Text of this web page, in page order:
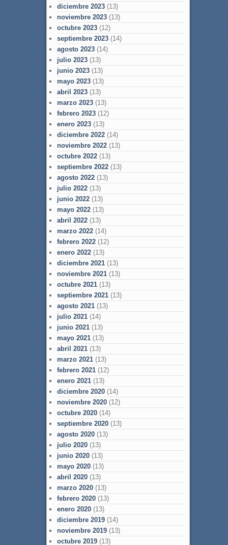
diciembre 2023(13)
noviembre 2023(13)
octubre 2023(12)
septiembre 2023(14)
agosto 2023(14)
julio 2023(13)
junio 2023(13)
mayo 2023(13)
abril 2023(13)
marzo 2023(13)
febrero 2023(12)
enero 2023(13)
diciembre 2022(14)
noviembre 2022(13)
octubre 2022(13)
septiembre 2022(13)
agosto 2022(13)
julio 2022(13)
junio 2022(13)
mayo 2022(13)
abril 2022(13)
marzo 2022(14)
febrero 2022(12)
enero 2022(13)
diciembre 2021(13)
noviembre 2021(13)
octubre 2021(13)
septiembre 2021(13)
agosto 2021(13)
julio 2021(14)
junio 2021(13)
mayo 2021(13)
abril 2021(13)
marzo 2021(13)
febrero 2021(12)
enero 2021(13)
diciembre 2020(14)
noviembre 2020(12)
octubre 2020(14)
septiembre 2020(13)
agosto 2020(13)
julio 2020(13)
junio 2020(13)
mayo 2020(13)
abril 2020(13)
marzo 2020(13)
febrero 2020(13)
enero 2020(13)
diciembre 2019(14)
noviembre 2019(13)
octubre 2019(13)